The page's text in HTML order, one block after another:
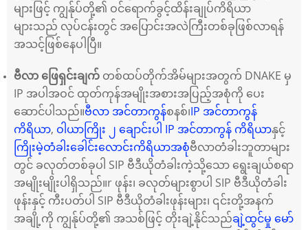
များဖြင့် ကျွန်ုပ်တို့၏ ဝင်ရောက်ခွင့်ထိန်းချုပ်ကိရိယာ
များသည် လုပ်ငန်းတွင် အပြောင်းအလဲကြီးတစ်ခုဖြစ်လာရန်
အသင့်ဖြစ်နေပါပြီ။
ဗီလာ ဖြေရှင်းချက် တစ်ထပ်တိုက်အိမ်များအတွက် DNAKE မှ
IP အပါအဝင် ထုတ်ကုန်အမျိုးအစားအပြည့်အစုံကို ပေး
ဆောင်ပါသည်။ဗီလာ အင်တာကွန်စနစ်၊IP အင်တာကွန်
ကိရိယာ, ဝါယာကြိုး ၂ ချောင်းပါ IP အင်တာကွန် ကိရိယာနှင့်
ကြိုးမဲ့တံခါးခေါင်းလောင်းကိရိယာအစုံဗီလာတံခါးဘူတာများ
တွင် ခလုတ်တစ်ခုပါ SIP ဗီဒီယိုတံခါးကဲ့သို့သော ရွေးချယ်စရာ
အမျိုးမျိုးပါရှိသည်။r ဖုန်း၊ ခလုတ်များစွာပါ SIP ဗီဒီယိုတံခါး
ဖုန်းနှင့် ကီးပတ်ပါ SIP ဗီဒီယိုတံခါးဖုန်းများ၊ ၎င်းတို့အနက်
အချို့ကို ကျွန်ုပ်တို့၏ အသစ်ဖြင့် တိုးချဲ့နိုင်သည်ချဲ့ထွင်မှု မော်